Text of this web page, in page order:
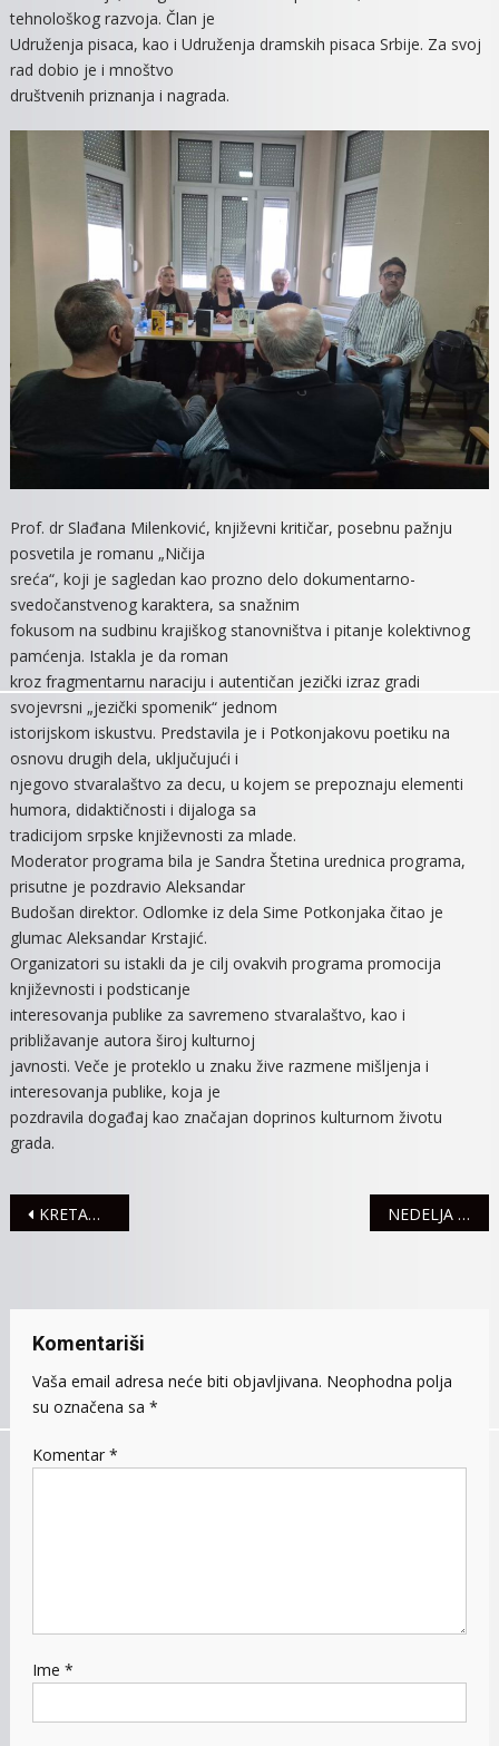
tehnološkog razvoja. Član je
Udruženja pisaca, kao i Udruženja dramskih pisaca Srbije. Za svoj
rad dobio je i mnoštvo
društvenih priznanja i nagrada.
Prof. dr Slađana Milenković, književni kritičar, posebnu pažnju
posvetila je romanu „Ničija
sreća“, koji je sagledan kao prozno delo dokumentarno-
svedočanstvenog karaktera, sa snažnim
fokusom na sudbinu krajiškog stanovništva i pitanje kolektivnog
pamćenja. Istakla je da roman
kroz fragmentarnu naraciju i autentičan jezički izraz gradi
svojevrsni „jezički spomenik“ jednom
istorijskom iskustvu. Predstavila je i Potkonjakovu poetiku na
osnovu drugih dela, uključujući i
njegovo stvaralaštvo za decu, u kojem se prepoznaju elementi
humora, didaktičnosti i dijaloga sa
tradicijom srpske književnosti za mlade.
Moderator programa bila je Sandra Štetina urednica programa,
prisutne je pozdravio Aleksandar
Budošan direktor. Odlomke iz dela Sime Potkonjaka čitao je
glumac Aleksandar Krstajić.
Organizatori su istakli da je cilj ovakvih programa promocija
književnosti i podsticanje
interesovanja publike za savremeno stvaralaštvo, kao i
približavanje autora široj kulturnoj
javnosti. Veče je proteklo u znaku žive razmene mišljenja i
interesovanja publike, koja je
pozdravila događaj kao značajan doprinos kulturnom životu
grada.
Navigacija
KRETANJEM DO ZDRAVLJA NEDELJA OTVORENIH VRATA ZA HPV VAKCINACIJU
Komentariši
Vaša email adresa neće biti objavljivana. Neophodna polja
su označena sa *
Komentar *
Ime *